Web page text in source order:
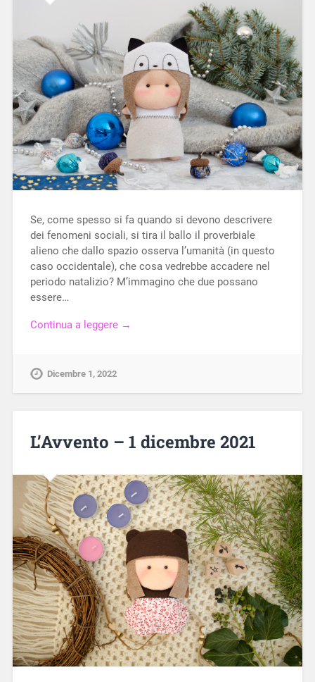
Se, come spesso si fa quando si devono descrivere
dei fenomeni sociali, si tira il ballo il proverbiale
alieno che dallo spazio osserva l’umanità (in questo
caso occidentale), che cosa vedrebbe accadere nel
periodo natalizio? M’immagino che due possano
essere…
Continua a leggere →
Dicembre 1, 2022
L’Avvento – 1 dicembre 2021